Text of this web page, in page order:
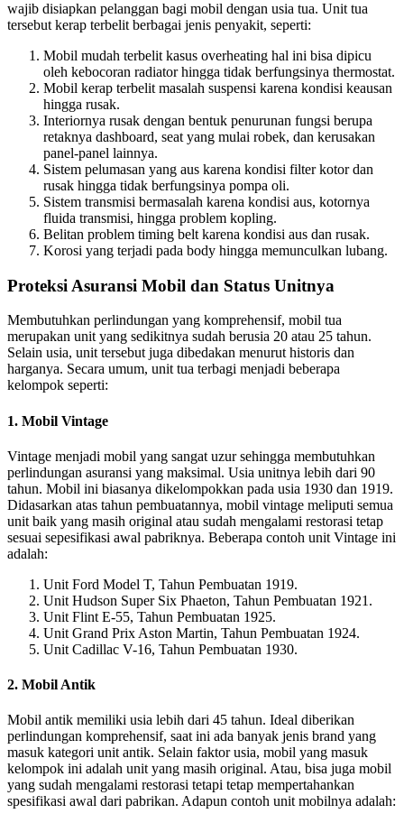
wajib disiapkan pelanggan bagi mobil dengan usia tua. Unit tua
tersebut kerap terbelit berbagai jenis penyakit, seperti:
Mobil mudah terbelit kasus overheating hal ini bisa dipicu
oleh kebocoran radiator hingga tidak berfungsinya thermostat.
Mobil kerap terbelit masalah suspensi karena kondisi keausan
hingga rusak.
Interiornya rusak dengan bentuk penurunan fungsi berupa
retaknya dashboard, seat yang mulai robek, dan kerusakan
panel-panel lainnya.
Sistem pelumasan yang aus karena kondisi filter kotor dan
rusak hingga tidak berfungsinya pompa oli.
Sistem transmisi bermasalah karena kondisi aus, kotornya
fluida transmisi, hingga problem kopling.
Belitan problem timing belt karena kondisi aus dan rusak.
Korosi yang terjadi pada body hingga memunculkan lubang.
Proteksi Asuransi Mobil dan Status Unitnya
Membutuhkan perlindungan yang komprehensif, mobil tua
merupakan unit yang sedikitnya sudah berusia 20 atau 25 tahun.
Selain usia, unit tersebut juga dibedakan menurut historis dan
harganya. Secara umum, unit tua terbagi menjadi beberapa
kelompok seperti:
1. Mobil Vintage
Vintage menjadi mobil yang sangat uzur sehingga membutuhkan
perlindungan asuransi yang maksimal. Usia unitnya lebih dari 90
tahun. Mobil ini biasanya dikelompokkan pada usia 1930 dan 1919.
Didasarkan atas tahun pembuatannya, mobil vintage meliputi semua
unit baik yang masih original atau sudah mengalami restorasi tetap
sesuai sepesifikasi awal pabriknya. Beberapa contoh unit Vintage ini
adalah:
Unit Ford Model T, Tahun Pembuatan 1919.
Unit Hudson Super Six Phaeton, Tahun Pembuatan 1921.
Unit Flint E-55, Tahun Pembuatan 1925.
Unit Grand Prix Aston Martin, Tahun Pembuatan 1924.
Unit Cadillac V-16, Tahun Pembuatan 1930.
2. Mobil Antik
Mobil antik memiliki usia lebih dari 45 tahun. Ideal diberikan
perlindungan komprehensif, saat ini ada banyak jenis brand yang
masuk kategori unit antik. Selain faktor usia, mobil yang masuk
kelompok ini adalah unit yang masih original. Atau, bisa juga mobil
yang sudah mengalami restorasi tetapi tetap mempertahankan
spesifikasi awal dari pabrikan. Adapun contoh unit mobilnya adalah: